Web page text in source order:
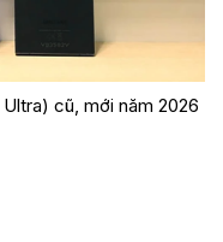
cũ, mới năm 2026